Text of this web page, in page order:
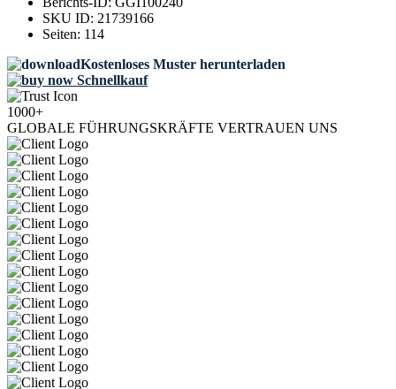
SKU ID: 21739166
Seiten: 114
Kostenloses Muster herunterladen
Schnellkauf
1000+
GLOBALE FÜHRUNGSKRÄFTE VERTRAUEN UNS